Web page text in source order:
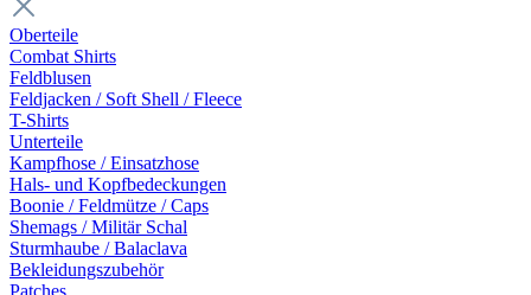
Oberteile
Combat Shirts
Feldblusen
Feldjacken / Soft Shell / Fleece
T-Shirts
Unterteile
Kampfhose / Einsatzhose
Hals- und Kopfbedeckungen
Boonie / Feldmütze / Caps
Shemags / Militär Schal
Sturmhaube / Balaclava
Bekleidungszubehör
Patches